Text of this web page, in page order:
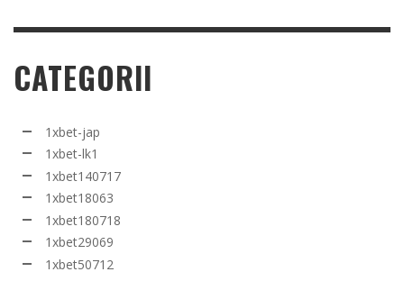
CATEGORII
1xbet-jap
1xbet-lk1
1xbet140717
1xbet18063
1xbet180718
1xbet29069
1xbet50712